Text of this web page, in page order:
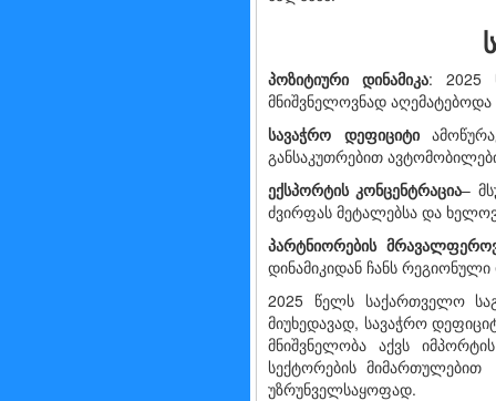
პოზიტიური დინამიკა: 2025
მნიშვნელოვნად აღემატებოდა
სავაჭრო დეფიციტი
განსაკუთრებით
ექსპორტისკონცენტრაცია–
ძვირფას მეტალებსა და
პარტნიორების
დინამიკიდან ჩანს
2025 წელს საქართველო
მიუხედავად, სავაჭრო
მნიშვნელობა აქვს
სექტორების მიმართულებით
უზრუნველსაყოფად.